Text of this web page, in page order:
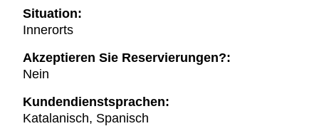
Situation:
Innerorts
Akzeptieren Sie Reservierungen?:
Nein
Kundendienstsprachen:
Katalanisch, Spanisch